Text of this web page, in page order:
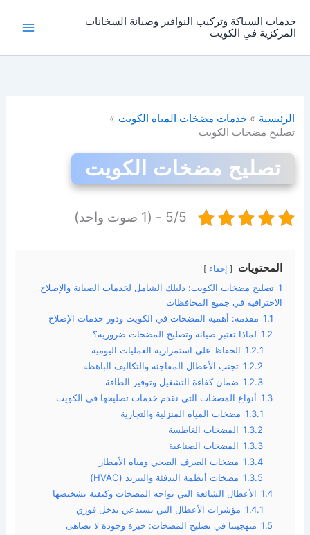
إلى
المحتوى
خدمات السباكة وتركيب النوافير وصيانة السخانات
المركزية في الكويت
الرئيسية
خدمات مضخات المياه الكويت
تصليح مضخات الكويت
تصليح مضخات الكويت
5/5 - (1 صوت واحد)
المحتويات إخفاء
1 تصليح مضخات الكويت: دليلك الشامل لخدمات الصيانة والإصلاح
الاحترافية في جميع المحافظات
1.1 مقدمة: أهمية المضخات في الكويت ودور خدمات الإصلاح
1.2 لماذا تعتبر صيانة وتصليح المضخات ضرورية؟
1.2.1 الحفاظ على استمرارية العمليات اليومية
1.2.2 تجنب الأعطال المفاجئة والتكاليف الباهظة
1.2.3 ضمان كفاءة التشغيل وتوفير الطاقة
1.3 أنواع المضخات التي نقدم خدمات تصليحها في الكويت
1.3.1 مضخات المياه المنزلية والتجارية
1.3.2 المضخات الغاطسة
1.3.3 المضخات الصناعية
1.3.4 مضخات الصرف الصحي ومياه الأمطار
1.3.5 مضخات أنظمة التدفئة والتبريد (HVAC)
1.4 الأعطال الشائعة التي تواجه المضخات وكيفية تشخيصها
1.4.1 مؤشرات الأعطال التي تستدعي تدخل فوري
1.5 منهجيتنا في تصليح المضخات: خبرة وجودة لا تضاهى